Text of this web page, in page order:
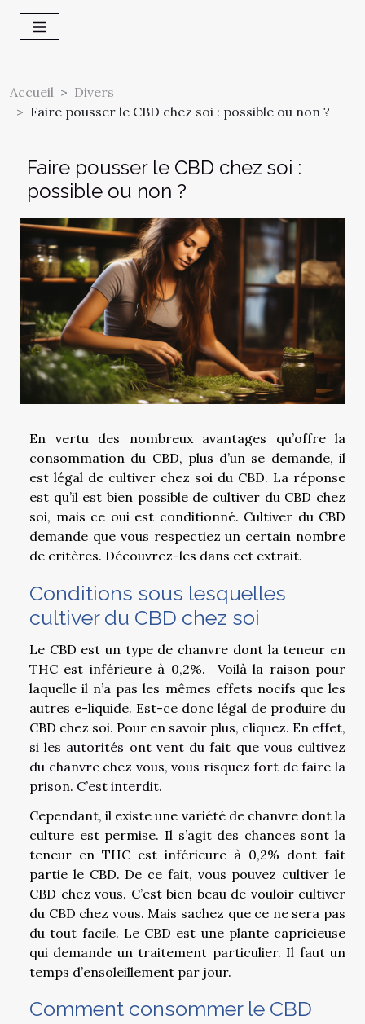
Accueil
Divers
Faire pousser le CBD chez soi : possible ou non ?
Faire pousser le CBD chez soi :
possible ou non ?
En vertu des nombreux avantages qu’offre la
consommation du CBD, plus d’un se demande, il
est légal de cultiver chez soi du CBD. La réponse
est qu’il est bien possible de cultiver du CBD chez
soi, mais ce oui est conditionné. Cultiver du CBD
demande que vous respectiez un certain nombre
de critères. Découvrez-les dans cet extrait.
Conditions sous lesquelles
cultiver du CBD chez soi
Le CBD est un type de chanvre dont la teneur en
THC est inférieure à 0,2%. Voilà la raison pour
laquelle il n’a pas les mêmes effets nocifs que les
autres e-liquide. Est-ce donc légal de produire du
CBD chez soi. Pour en savoir plus, cliquez. En effet,
si les autorités ont vent du fait que vous cultivez
du chanvre chez vous, vous risquez fort de faire la
prison. C’est interdit.
Cependant, il existe une variété de chanvre dont la
culture est permise. Il s’agit des chances sont la
teneur en THC est inférieure à 0,2% dont fait
partie le CBD. De ce fait, vous pouvez cultiver le
CBD chez vous. C’est bien beau de vouloir cultiver
du CBD chez vous. Mais sachez que ce ne sera pas
du tout facile. Le CBD est une plante capricieuse
qui demande un traitement particulier. Il faut un
temps d’ensoleillement par jour.
Comment consommer le CBD